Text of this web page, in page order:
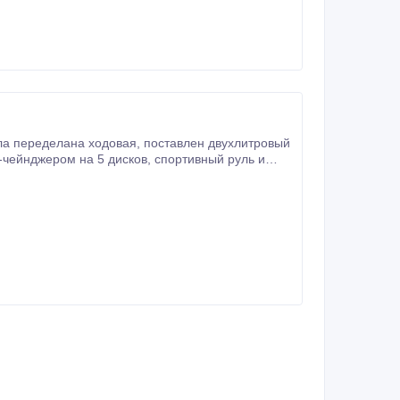
поставлен двухлитровый